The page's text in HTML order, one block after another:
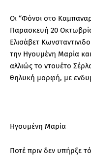
Οι “Φόνοι στο
Παρασκευή 20
Ελισάβετ
την Ηγουμένη Μαρία
αλλιώς το ντουέτο
θηλυκή μορφή, με
Ηγουμένη Μαρία
Ποτέ πριν δεν υπήρξε